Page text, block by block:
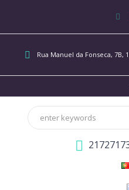
Rua Manuel da Fonseca, 7B,